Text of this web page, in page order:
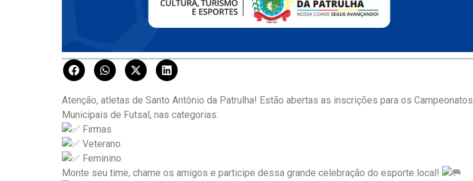
Atenção, atletas de Santo Antônio da Patrulha! Estão abertas as inscrições para os Campeonatos
Municipais de Futsal, nas categorias:
Firmas
Veterano
Feminino
Monte seu time, chame os amigos e participe dessa grande celebração do esporte local!